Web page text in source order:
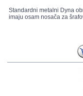
Standardni metalni Dyna
imaju osam nosača za